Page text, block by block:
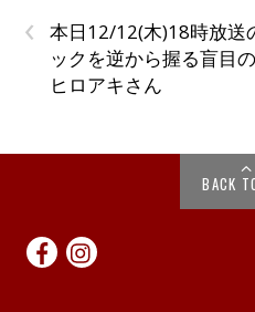
‹
本日12/12(木)18時放送
ックを逆から握る盲目
ヒロアキさん
BACK